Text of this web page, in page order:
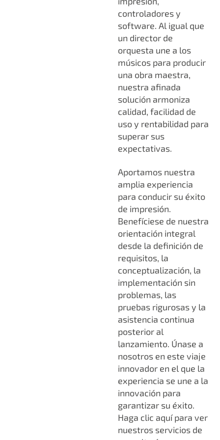
controladores y
software. Al igual que
un director de
orquesta une a los
músicos para producir
una obra maestra,
nuestra afinada
solución armoniza
calidad, facilidad de
uso y rentabilidad para
superar sus
expectativas.
Aportamos nuestra
amplia experiencia
para conducir su éxito
de impresión.
Benefíciese de nuestra
orientación integral
desde la definición de
requisitos, la
conceptualización, la
implementación sin
problemas, las
pruebas rigurosas y la
asistencia continua
posterior al
lanzamiento. Únase a
nosotros en este viaje
innovador en el que la
experiencia se une a la
innovación para
garantizar su éxito.
Haga clic aquí para ver
nuestros servicios de